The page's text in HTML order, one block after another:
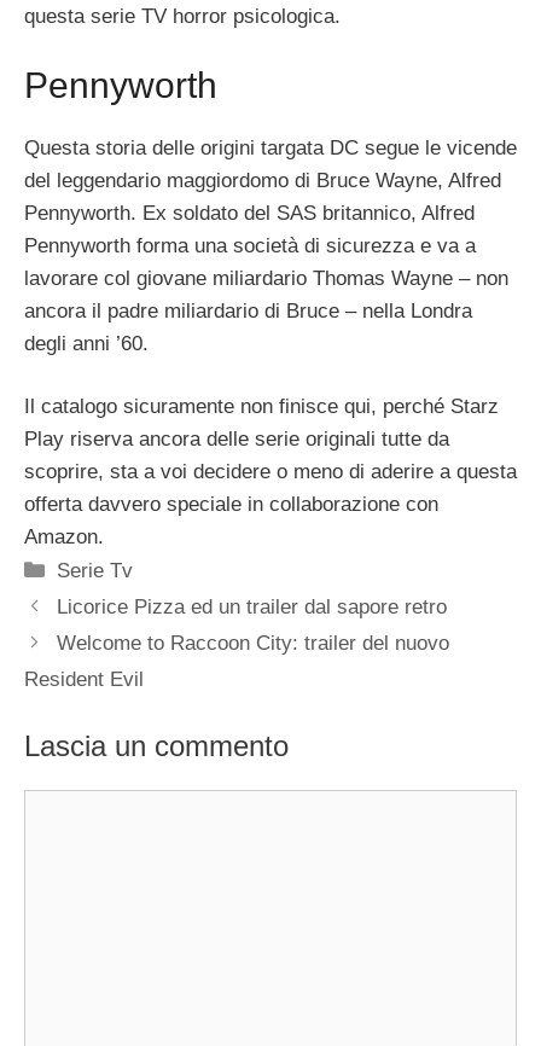
questa serie TV horror psicologica.
Pennyworth
Questa storia delle origini targata DC segue le vicende
del leggendario maggiordomo di Bruce Wayne, Alfred
Pennyworth. Ex soldato del SAS britannico, Alfred
Pennyworth forma una società di sicurezza e va a
lavorare col giovane miliardario Thomas Wayne – non
ancora il padre miliardario di Bruce – nella Londra
degli anni ’60.
Il catalogo sicuramente non finisce qui, perché Starz
Play riserva ancora delle serie originali tutte da
scoprire, sta a voi decidere o meno di aderire a questa
offerta davvero speciale in collaborazione con
Amazon.
Categorie
Serie Tv
Licorice Pizza ed un trailer dal sapore retro
Welcome to Raccoon City: trailer del nuovo
Resident Evil
Lascia un commento